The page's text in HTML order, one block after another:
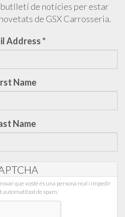
de notícies per estar
de GSX Carrosseria.
Address*
Name
Name
que vostè és una persona real i impedir
automatitzat de spam.